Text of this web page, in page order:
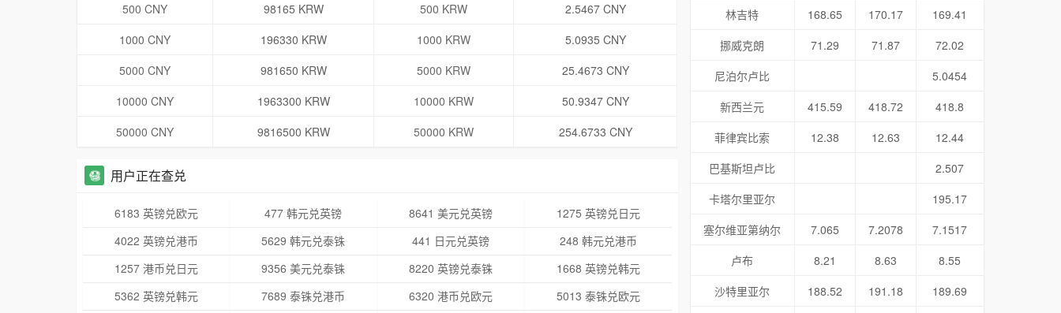
500 CNY
98165 KRW 500 KRW
2.5467 CNY
1000 CNY
196330 KRW 1000 KRW
5.0935 CNY
5000 CNY
981650 KRW 5000 KRW
25.4673 CNY
10000 CNY
1963300 KRW 10000 KRW
50.9347 CNY
50000 CNY
9816500 KRW 50000 KRW 254.6733 CNY
用户正在查兑
6183 英镑兑欧元 477 韩元兑英镑 8641 美元兑英镑
1275 英镑兑日元
4022 英镑兑港币
5629 韩元兑泰铢 441 日元兑英镑
248 韩元兑港币
1257 港币兑日元
9356 美元兑泰铢 8220 英镑兑泰铢
1668 英镑兑韩元
5362 英镑兑韩元
7689 泰铢兑港币 6320 港币兑欧元
5013 泰铢兑欧元
林吉特
168.65 170.17
169.41
挪威克朗
71.29 71.87
72.02
尼泊尔卢比
5.0454
新西兰元
415.59 418.72
418.8
菲律宾比索
12.38 12.63
12.44
巴基斯坦卢比
2.507
卡塔尔里亚尔
195.17
塞尔维亚第纳尔
7.065 7.2078
7.1517
卢布
8.21 8.63
8.55
沙特里亚尔
188.52 191.18
189.69